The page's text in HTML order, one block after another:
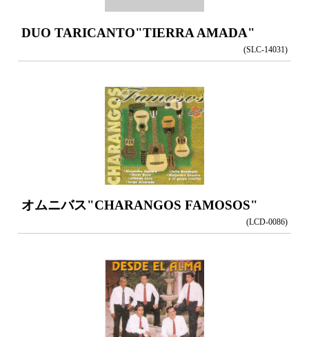
DUO TARICANTO"TIERRA AMADA"
(SLC-14031)
オムニバス"CHARANGOS FAMOSOS"
(LCD-0086)